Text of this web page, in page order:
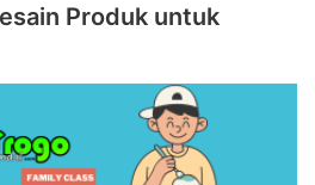
Produk untuk